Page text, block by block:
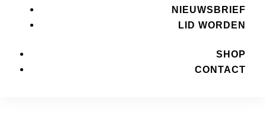
NIEUWSBRIEF
LID WORDEN
SHOP
CONTACT